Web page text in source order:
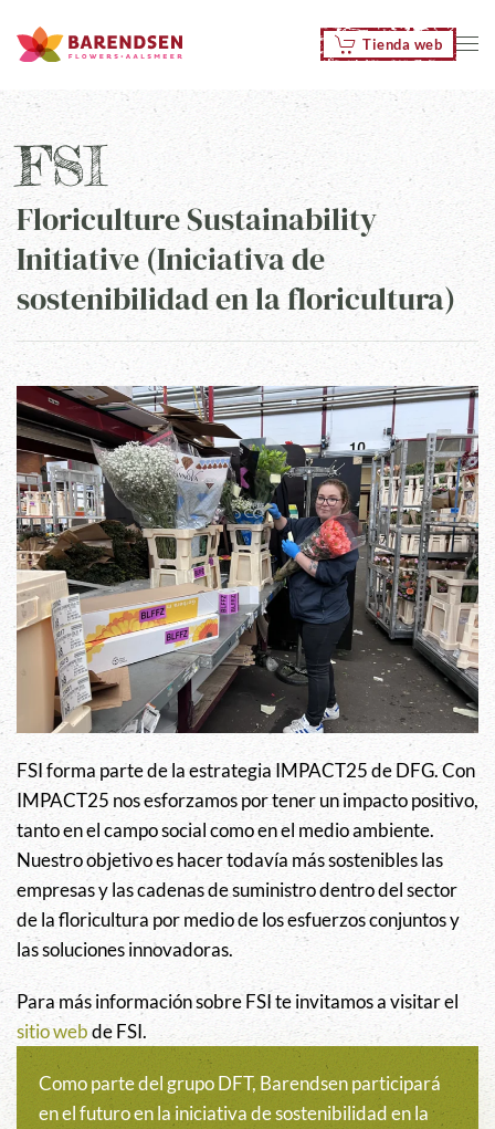
Skip to main content Tienda web
FSI
Floriculture Sustainability
Initiative (Iniciativa de
sostenibilidad en la floricultura)
FSI forma parte de la estrategia IMPACT25 de DFG. Con
IMPACT25 nos esforzamos por tener un impacto positivo,
tanto en el campo social como en el medio ambiente.
Nuestro objetivo es hacer todavía más sostenibles las
empresas y las cadenas de suministro dentro del sector
de la floricultura por medio de los esfuerzos conjuntos y
las soluciones innovadoras.
Para más información sobre FSI te invitamos a visitar el
sitio webde FSI.
Como parte del grupo DFT, Barendsen participará
en el futuro en la iniciativa de sostenibilidad en la